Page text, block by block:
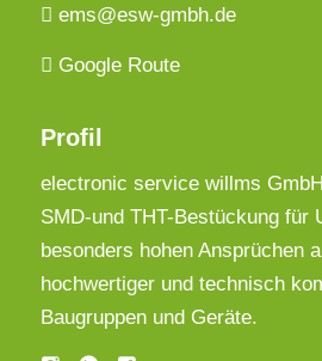
ems@esw-gmbh.de
Google Route
Profil
electronic service willms
SMD-und THT-Bestückung für
besonders hohen Ansprüchen
hochwertiger und technisch
Baugruppen und Geräte.